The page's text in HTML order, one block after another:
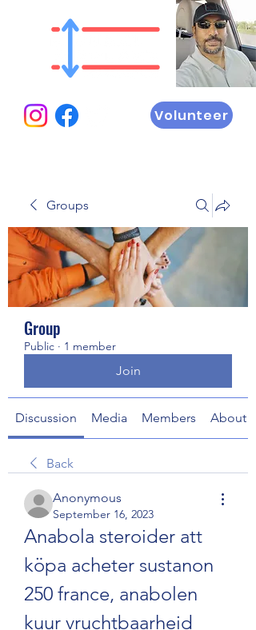
Volunteer
Groups
Group
Public · 1 member
Join
Discussion Media Members About
Back
Anonymous
September 16, 2023
Anabola steroider att
köpa acheter sustanon
250 france, anabolen
kuur vruchtbaarheid